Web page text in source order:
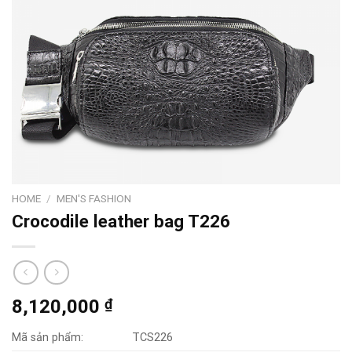
HOME / MEN'S FASHION
Crocodile leather bag T226
8,120,000 ₫
Mã sản phẩm:
TCS226